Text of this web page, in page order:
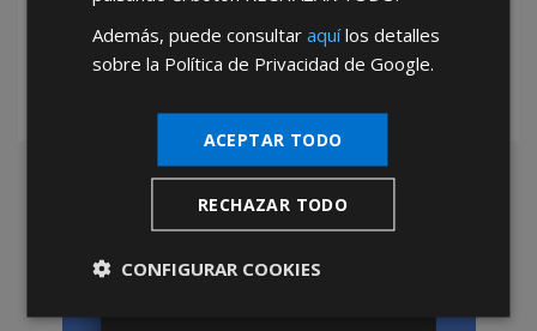
Además, puede consultaraquílos detalles
sobre la Política de Privacidad de Google.
ACEPTAR TODO
RECHAZAR TODO
CONFIGURAR COOKIES